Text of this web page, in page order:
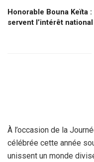
Honorable Bouna Keïta
servent l’intérêt national
À l’occasion de la
célébrée cette année
unissent un monde